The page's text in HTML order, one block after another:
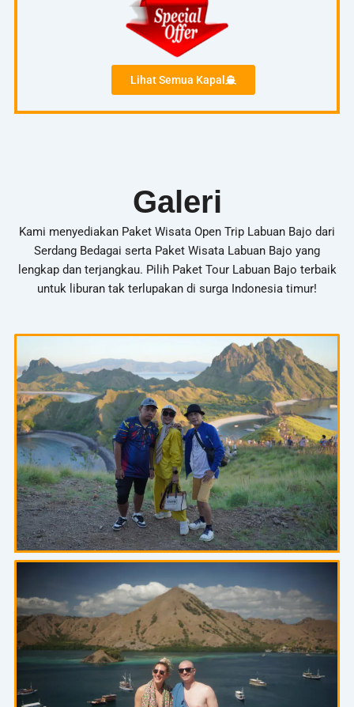
Lihat Semua Kapal
Galeri
Kami menyediakan Paket Wisata Open Trip Labuan Bajo dari
Serdang Bedagai serta Paket Wisata Labuan Bajo yang
lengkap dan terjangkau. Pilih Paket Tour Labuan Bajo terbaik
untuk liburan tak terlupakan di surga Indonesia timur!